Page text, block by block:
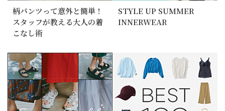
柄パンツって意外と簡単！
スタッフが教える大人の着
こなし術
STYLE UP SUMMER
INNERWEAR